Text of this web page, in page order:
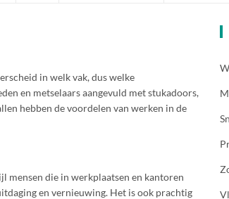
in welk vak, dus welke
en metselaars aangevuld met stukadoors,
hebben de voordelen van werken in de
mensen die in werkplaatsen en kantoren
en vernieuwing. Het is ook prachtig